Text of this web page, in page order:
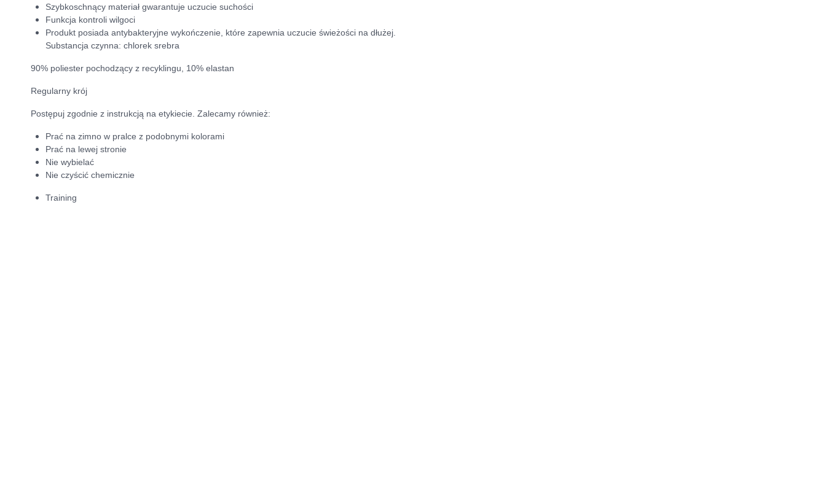
Szybkoschnący materiał gwarantuje uczucie suchości
Funkcja kontroli wilgoci
Produkt posiada antybakteryjne wykończenie, które zapewnia uczucie świeżości na dłużej.
Substancja czynna: chlorek srebra
90% poliester pochodzący z recyklingu, 10% elastan
Regularny krój
Postępuj zgodnie z instrukcją na etykiecie. Zalecamy również:
Prać na zimno w pralce z podobnymi kolorami
Prać na lewej stronie
Nie wybielać
Nie czyścić chemicznie
Training